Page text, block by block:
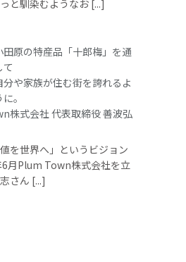
と馴染むようなお [...]
田原の特産品「十郎梅」を通
て
分や家族が住む街を誇れるよ
に。
株式会社 代表取締役 善波弘
値を世界へ」というビジョン
6月Plum Town株式会社を立
さん [...]